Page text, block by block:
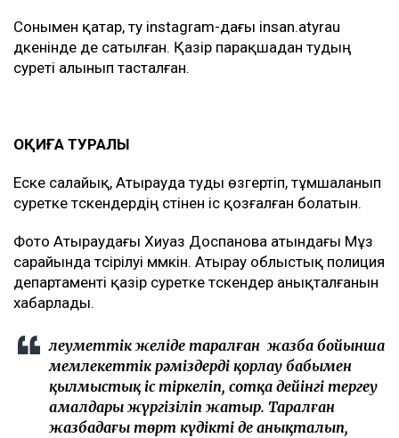
Сонымен қатар, ту instagram-дағы insan.atyrau
дүкенінде де сатылған. Қазір парақшадан тудың
суреті алынып тасталған.
ОҚИҒА ТУРАЛЫ
Еске салайық, Атырауда туды өзгертіп, тұмшаланып
суретке түскендердің үстінен іс қозғалған болатын.
Фото Атыраудағы Хиуаз Доспанова атындағы Мұз
сарайында түсірілуі мүмкін. Атырау облыстық полиция
департаменті қазір суретке түскендер анықталғанын
хабарлады.
Әлеуметтік желіде таралған жазба бойынша
мемлекеттік рәміздерді қорлау бабымен
қылмыстық іс тіркеліп, сотқа дейінгі тергеу
амалдары жүргізіліп жатыр. Таралған
жазбадағы төрт күдікті де анықталып,